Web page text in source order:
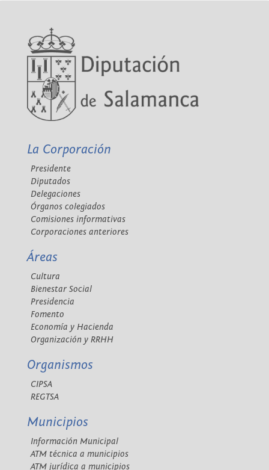
La Corporación
Presidente
Diputados
Delegaciones
Órganos colegiados
Comisiones informativas
Corporaciones anteriores
Áreas
Cultura
Bienestar Social
Presidencia
Fomento
Economía y Hacienda
Organización y RRHH
Organismos
CIPSA
REGTSA
Municipios
Información Municipal
ATM técnica a municipios
ATM jurídica a municipios